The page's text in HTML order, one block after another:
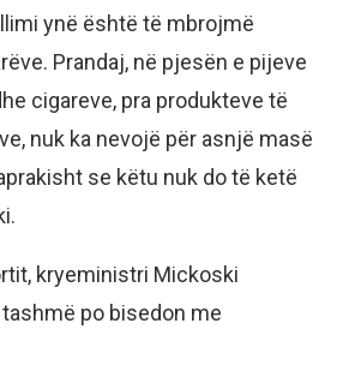
ynë është të mbrojmë
Prandaj, në pjesën e pijeve
cigareve, pra produkteve të
nuk ka nevojë për asnjë masë
se këtu nuk do të ketë
kryeministri Mickoski
po bisedon me